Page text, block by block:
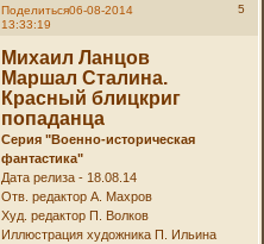
Поделиться 5
06-08-2014
13:33:19
Михаил Ланцов
Маршал Сталина.
Красный блицкриг
попаданца
Серия "Военно-историческая
фантастика"
Дата релиза - 18.08.14
Отв. редактор А. Махров
Худ. редактор П. Волков
Иллюстрация художника П. Ильина